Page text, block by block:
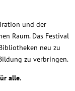
und der
Raum. Das Festival
neu zu
zu verbringen.
alle.